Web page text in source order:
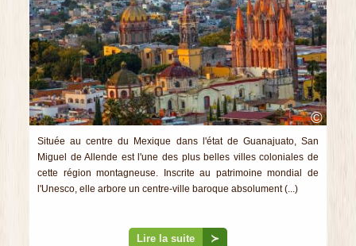
©
Située au centre du Mexique dans l'état de Guanajuato, San
Miguel de Allende est l'une des plus belles villes coloniales de
cette région montagneuse. Inscrite au patrimoine mondial de
l'Unesco, elle arbore un centre-ville baroque absolument (...)
Lire la suite ≻